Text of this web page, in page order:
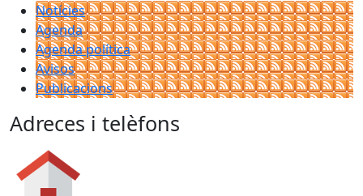
Notícies
Agenda
Agenda política
Avisos
Publicacions
Adreces i telèfons